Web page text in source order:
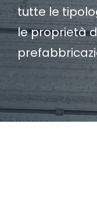
tutte le
le proprietà